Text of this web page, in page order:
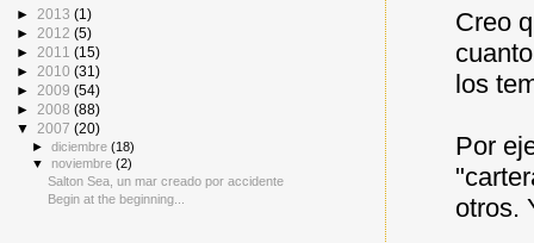
Creo
los
Por
otros.
► 2013 (1)
► 2012 (5)
► 2011 (15)
► 2010 (31)
► 2009 (54)
► 2008 (88)
▼ 2007 (20)
►diciembre(18)
▼ noviembre(2)
Salton Sea, un mar creado por accidente
Begin at the beginning...